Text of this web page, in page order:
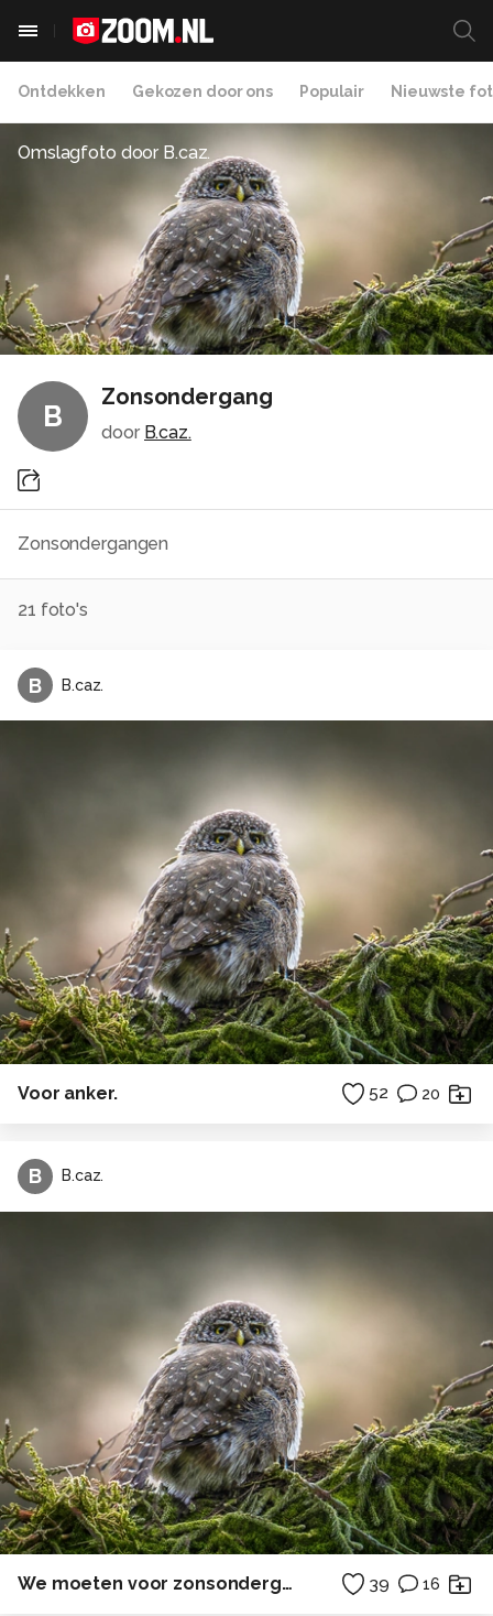
Ontdekken Gekozen door ons Populair Nieuwste
Omslagfoto door B.caz.
B
Zonsondergang
door B.caz.
Zonsondergangen
21 foto's
B B.caz.
Voor anker. 52 20
B B.caz.
We moeten voor zonsondergang thuis zijn. 39 16